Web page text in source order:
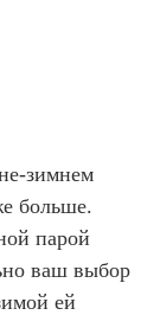
зимнем
больше.
парой
ваш выбор
ей